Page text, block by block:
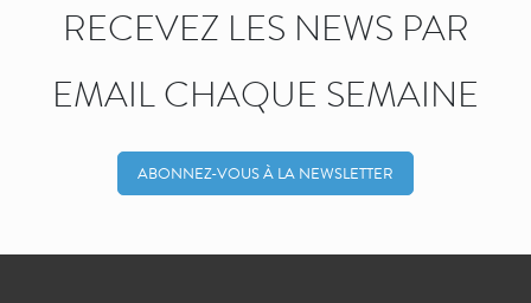
RECEVEZ LES NEWS PAR
EMAIL CHAQUE SEMAINE
ABONNEZ-VOUS À LA NEWSLETTER